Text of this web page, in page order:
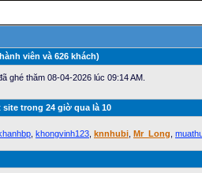
viên và 626 khách)
ghé thăm 08-04-2026 lúc 09:14 AM.
trong 24 giờ qua là 10
khongvinh123 knnhubi Mr_Long